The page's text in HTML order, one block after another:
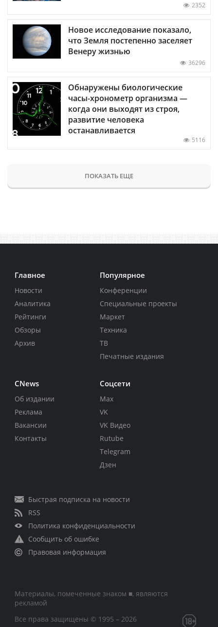
2352
Новое исследование показало,
что Земля постепенно заселяет
Венеру жизнью
36296
Обнаружены биологические
часы-хронометр организма —
когда они выходят из строя,
развитие человека
останавливается
5116
ПОКАЗАТЬ ЕЩЕ
Главное
Новости
Аналитика
Рейтинги
Обзоры
Архив
Популярное
Конференции
Специальные проекты
Маркет
Техника
ТВ
Печатные издания
CNews
Об издании
Реклама
Вакансии
Контакты
Соцсети
Max
VK
VK Видео
Rutube
Telegram
Дзен
Быстрая подписка на новости
RSS
Политика конфиденциальности
Сообщить об ошибке
Правовая информация
Материалы, помеченные знаком ■, являются
рекламой
Все права защищены © 1995 – 2026